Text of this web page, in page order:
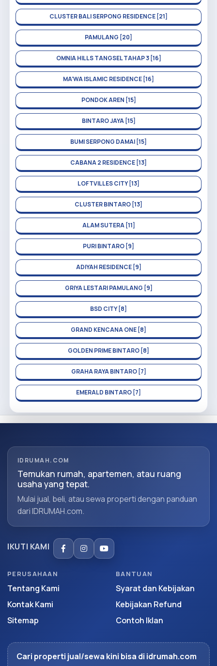
CLUSTER BALI SERPONG RESIDENCE [21]
PAMULANG [20]
OMNIA HILLS TANGSEL TAHAP 3 [16]
MA'WA ISLAMIC RESIDENCE [16]
PONDOK AREN [15]
BINTARO JAYA [15]
BUMI SERPONG DAMAI [15]
CABANA 2 RESIDENCE [13]
LOFTVILLES CITY [13]
CLUSTER BINTARO [13]
ALAM SUTERA [11]
PURI BINTARO [9]
ADIYAH RESIDENCE [9]
GRIYA LESTARI PAMULANG [9]
BSD CITY [8]
GRAND KENCANA ONE [8]
GOLDEN PRIME BINTARO [8]
GRAHA RAYA BINTARO [7]
EMERALD BINTARO [7]
IDRUMAH.COM
Temukan rumah, apartemen, atau ruang
usaha yang tepat.
Mulai jual, beli, atau sewa properti dengan panduan
dari IDRUMAH.com.
IKUTI KAMI
PERUSAHAAN
Tentang Kami
Kontak Kami
Sitemap
BANTUAN
Syarat dan Kebijakan
Kebijakan Refund
Contoh Iklan
Cari properti jual/sewa kini bisa di idrumah.com